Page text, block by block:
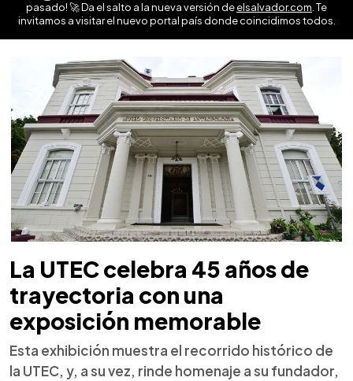
pasado! 🚀 Da el salto a la nueva versión deelsalvador.com . Te
invitamos a visitar el nuevo portal país donde coincidimos todos.
La UTEC celebra 45 años de
trayectoria con una
exposición memorable
Esta exhibición muestra el recorrido histórico de
la UTEC, y, a su vez, rinde homenaje a su fundador,